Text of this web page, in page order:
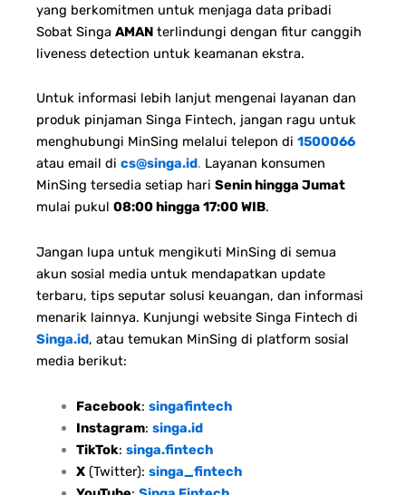
yang berkomitmen untuk menjaga data pribadi
Sobat Singa AMAN terlindungi dengan fitur canggih
liveness detection untuk keamanan ekstra.
Untuk informasi lebih lanjut mengenai layanan dan
produk pinjaman Singa Fintech, jangan ragu untuk
menghubungi MinSing melalui telepon di 1500066
atau email di cs@singa.id. Layanan konsumen
MinSing tersedia setiap hari Senin hingga Jumat
mulai pukul 08:00 hingga 17:00 WIB.
Jangan lupa untuk mengikuti MinSing di semua
akun sosial media untuk mendapatkan update
terbaru, tips seputar solusi keuangan, dan informasi
menarik lainnya. Kunjungi website Singa Fintech di
Singa.id, atau temukan MinSing di platform sosial
media berikut:
Facebook: singafintech
Instagram: singa.id
TikTok: singa.fintech
X(Twitter): singa_fintech